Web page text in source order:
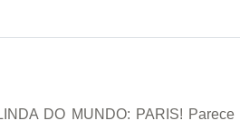
DO MUNDO: PARIS!